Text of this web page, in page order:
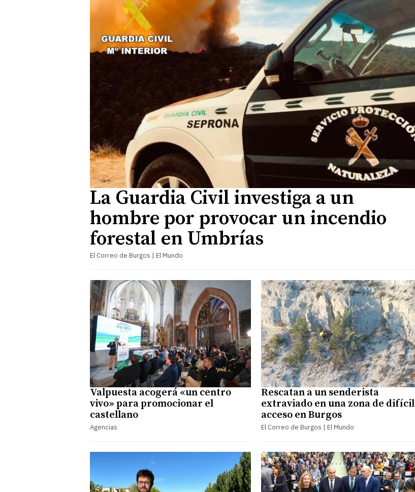
La Guardia Civil investiga a un
hombre por provocar un incendio
forestal en Umbrías
El Correo de Burgos | El Mundo
Valpuesta acogerá «un centro
vivo» para promocionar el
castellano
Agencias
Rescatan a un senderista
extraviado en una zona de difícil
acceso en Burgos
El Correo de Burgos | El Mundo